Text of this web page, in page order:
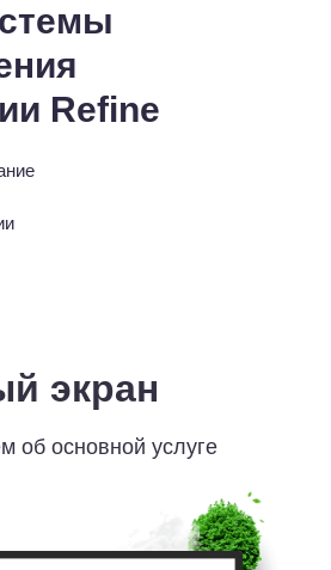
Refine
экран
об основной услуге